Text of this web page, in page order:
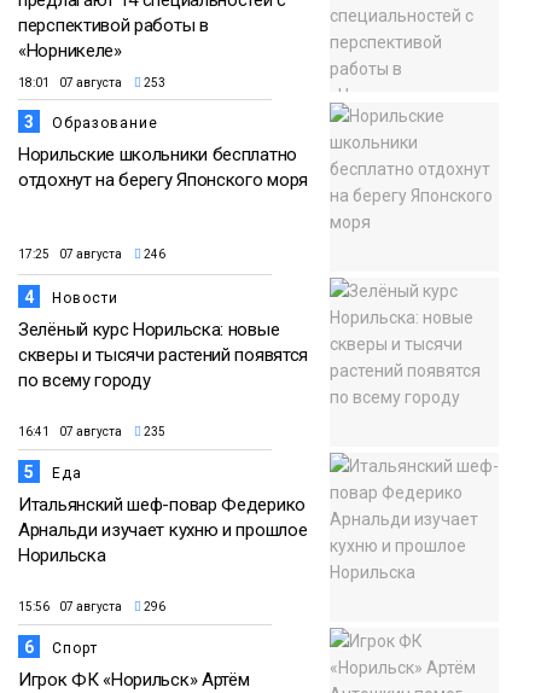
перспективой работы в
«Норникеле»
18:01 07 августа 253
3 Образование
Норильские школьники бесплатно
отдохнут на берегу Японского моря
17:25 07 августа 246
4 Новости
Зелёный курс Норильска: новые
скверы и тысячи растений появятся
по всему городу
16:41 07 августа 235
5 Еда
Итальянский шеф-повар Федерико
Арнальди изучает кухню и прошлое
Норильска
15:56 07 августа 296
6 Спорт
Игрок ФК «Норильск» Артём